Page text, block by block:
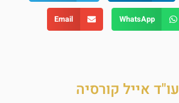
WhatsApp
Email
עו"ד אייל קורסיה